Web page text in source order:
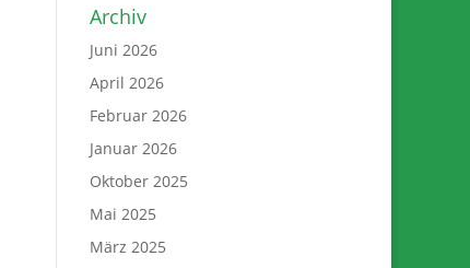
Archiv
Juni 2026
April 2026
Februar 2026
Januar 2026
Oktober 2025
Mai 2025
März 2025